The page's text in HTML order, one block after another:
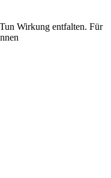
Wirkung entfalten. Für